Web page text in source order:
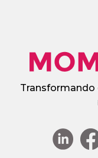
Transformando